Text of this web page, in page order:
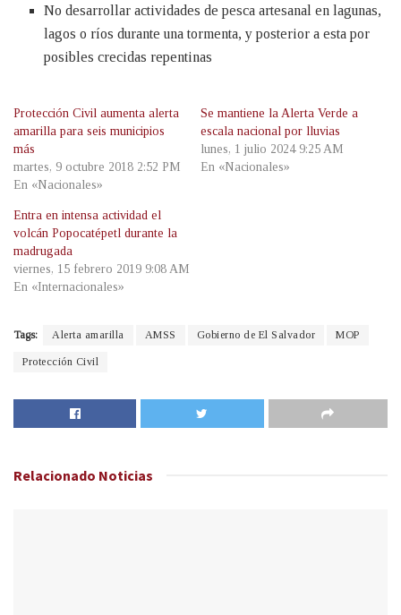
No desarrollar actividades de pesca artesanal en lagunas,
lagos o ríos durante una tormenta, y posterior a esta por
posibles crecidas repentinas
Protección Civil aumenta alerta
amarilla para seis municipios
más
martes, 9 octubre 2018 2:52 PM
En «Nacionales»
Se mantiene la Alerta Verde a
escala nacional por lluvias
lunes, 1 julio 2024 9:25 AM
En «Nacionales»
Entra en intensa actividad el
volcán Popocatépetl durante la
madrugada
viernes, 15 febrero 2019 9:08 AM
En «Internacionales»
Tags: Alerta amarilla AMSS Gobierno de El Salvador MOP
Protección Civil
Relacionado Noticias